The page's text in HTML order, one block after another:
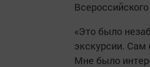
«Это было
экскурсии.
Мне было